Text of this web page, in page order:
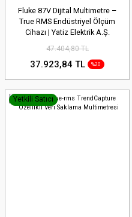
Fluke 87V Dijital Multimetre –
True RMS Endüstriyel Ölçüm
Cihazı | Yatiz Elektrik A.Ş.
47.404,80 TL
37.923,84 TL %20
Yetkili Satıcı